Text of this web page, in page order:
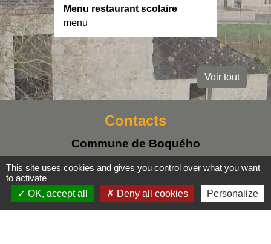
Menu restaurant scolaire
menu
Voir tout
Contacts
Commune de Boquého
1, rue Abbé Lesage
22170 Boquého - FRANCE
+33 2 96 73 92 03
This site uses cookies and gives you control over what you want
to activate
OK, accept all
Deny all cookies Personalize